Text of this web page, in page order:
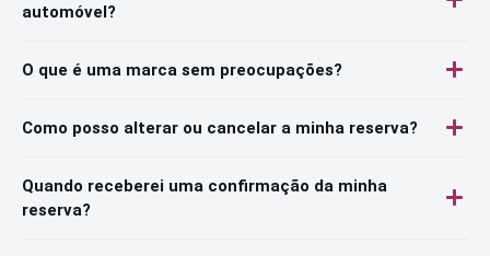
automóvel?
O que é uma marca sem preocupações?
Como posso alterar ou cancelar a minha reserva?
Quando receberei uma confirmação da minha
reserva?